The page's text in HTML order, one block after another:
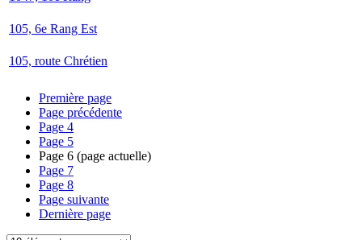
105, 6e Rang Est
105, route Chrétien
Première page
Page précédente
Page 4
Page 5
Page 6 (page actuelle)
Page 7
Page 8
Page suivante
Dernière page